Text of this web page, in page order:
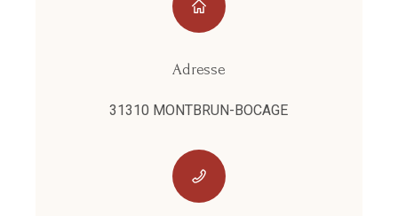
Adresse
31310 MONTBRUN-BOCAGE